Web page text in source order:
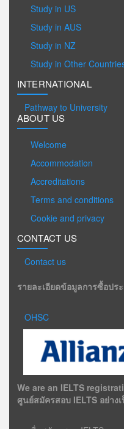
Study in US
Study in AUS
Study in NZ
Study in Other
INTERNATIONAL
Pathway to University
ABOUT US
Welcome
Accommodation
Accreditations
Terms and conditions
Cookie and privacy
CONTACT US
Contact us
รายละเอียดข้อมูลการซื้อปร
OHSC
We are an IELTS
ศูนย์สมัครสอบ IELTS อย่าง